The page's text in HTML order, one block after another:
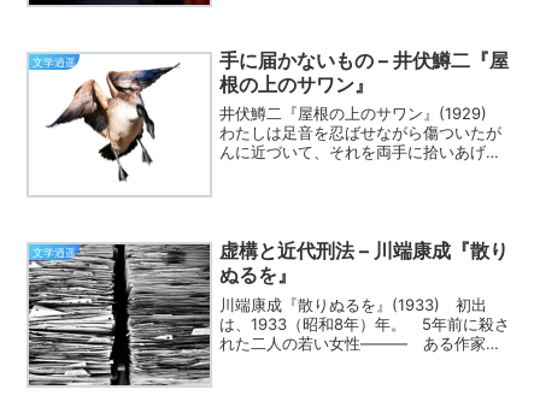
文学逍遥
手に届かないもの – 井伏鱒二『屋
根の上のサワン』
井伏鱒二『屋根の上のサワン』(1929)
わたしは足音を忍ばせながら傷ついたが
んに近づいて、それを両手に拾いあげま
文学逍遥
虚構と近代刑法 – 川端康成『散り
ぬるを』
川端康成『散りぬるを』(1933) 初出
は、1933（昭和8年）年。 5年前に殺さ
れた二人の若い女性――― ある作家